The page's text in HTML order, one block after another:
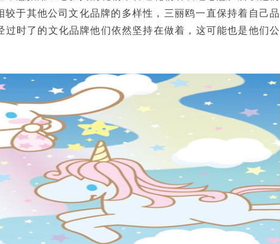
于其他公司文化品牌的多样性，三丽鸥一直保持着自己品
时了的文化品牌他们依然坚持在做着，这可能也是他们公